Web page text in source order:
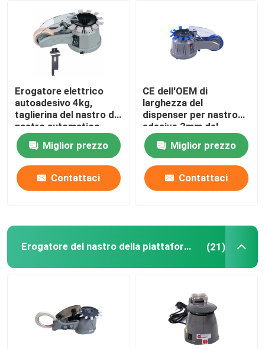
Macchina dell'alimentatore di vite
concentratore dell'ossigeno 10L
Locale essiccatoio dell'animale domestico
Animale domestico che asciuga scatola
Erogatore dell'acqua dell'animale domestico
Micro macchina della bolla per i cani
Erogatore elettrico
autoadesivo 4kg,
taglierina del nastro di
nastro automatica
dell'OEM
Miglior prezzo
Contattaci
CE dell'OEM di
larghezza del
dispenser per nastro
adesivo 3mm del
nastro del carosello
110V Miglior prezzo
Contattaci
Erogatore del nastro della piattaforma girevole (21)